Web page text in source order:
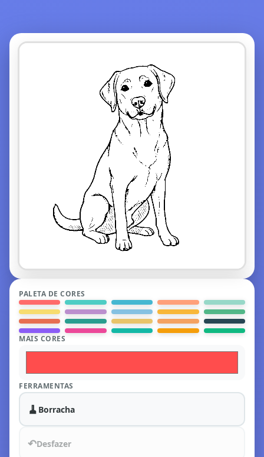
PALETA DE CORES
MAIS CORES
FERRAMENTAS
🧹 Borracha
↶Desfazer